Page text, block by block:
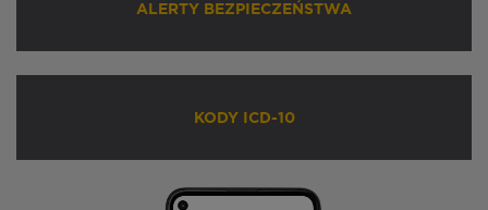
ALERTY BEZPIECZEŃSTWA
KODY ICD-10